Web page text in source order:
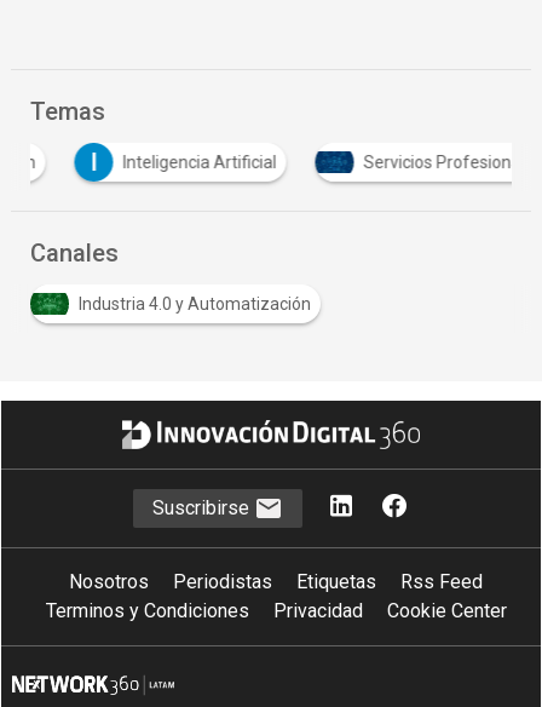
Temas
Inteligencia Artificial Servicios Profesionales
Canales
Industria 4.0 y Automatización
Suscribirse
Nosotros Periodistas Etiquetas
Rss Feed
Terminos y Condiciones
Privacidad Cookie Center